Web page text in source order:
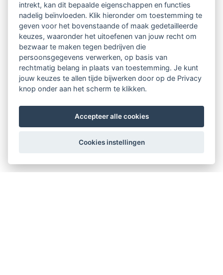
intrekt, kan dit bepaalde eigenschappen en functies
nadelig beïnvloeden. Klik hieronder om toestemming te
geven voor het bovenstaande of maak gedetailleerde
keuzes, waaronder het uitoefenen van jouw recht om
bezwaar te maken tegen bedrijven die
persoonsgegevens verwerken, op basis van
rechtmatig belang in plaats van toestemming. Je kunt
jouw keuzes te allen tijde bijwerken door op de Privacy
knop onder aan het scherm te klikken.
Accepteer alle cookies
Cookies instellingen